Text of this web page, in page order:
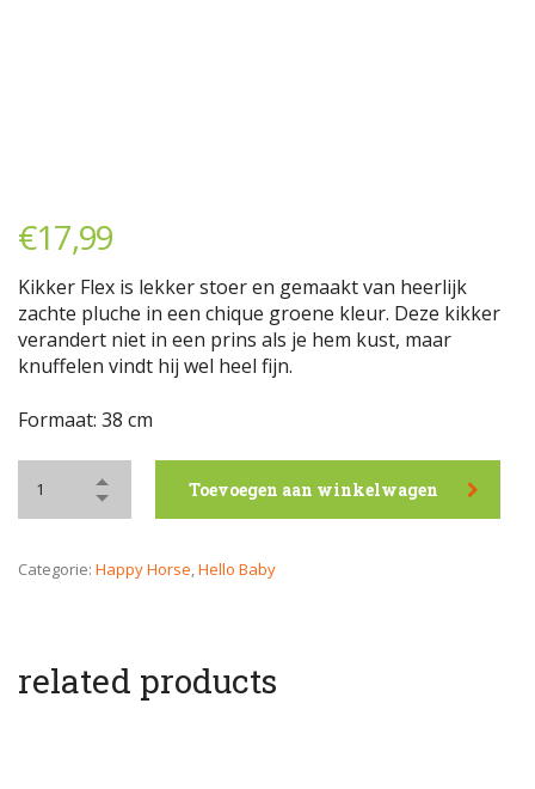
€17,99
Kikker Flex is lekker stoer en gemaakt van heerlijk
zachte pluche in een chique groene kleur. Deze kikker
verandert niet in een prins als je hem kust, maar
knuffelen vindt hij wel heel fijn.
Formaat: 38 cm
Toevoegen aan winkelwagen
Categorie: Happy Horse,Hello Baby
related products